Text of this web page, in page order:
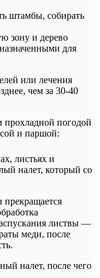
штамбы, собирать
зону и дерево
для
или лечения
чем за 30-40
погодой
и паршой:
листьях и
налет, который со
прекращается
листвы —
меди, после
налет, после чего